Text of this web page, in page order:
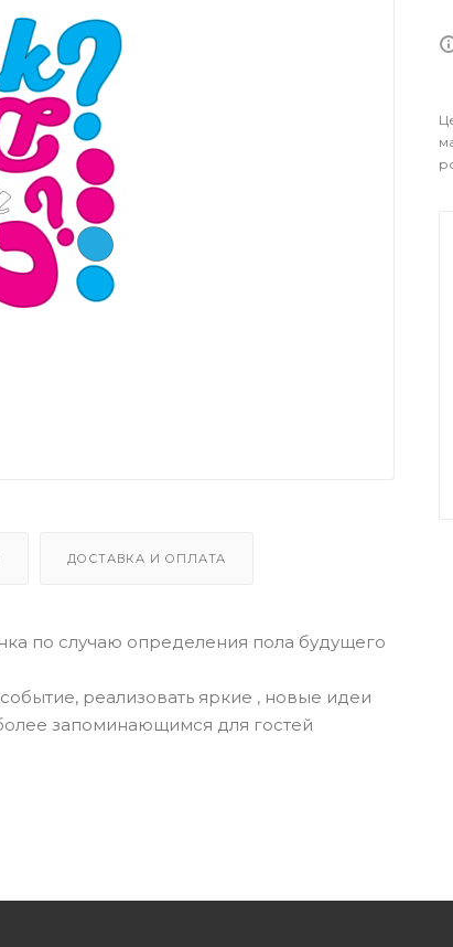
ДОСТАВКА И ОПЛАТА
по случаю определения пола будущего
реализовать яркие , новые идеи
запоминающимся для гостей